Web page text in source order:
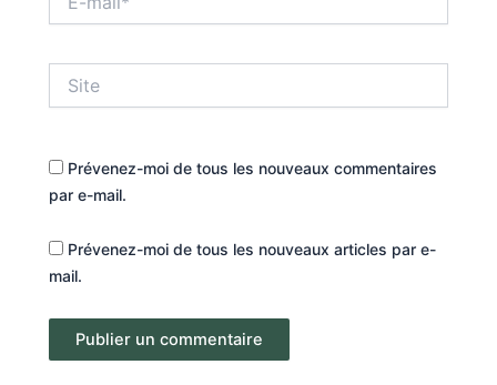
mail*
Prévenez-moi de tous les nouveaux commentaires
par e-mail.
Prévenez-moi de tous les nouveaux articles par e-
mail.